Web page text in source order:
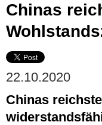
Chinas
22.10.2020
Chinas